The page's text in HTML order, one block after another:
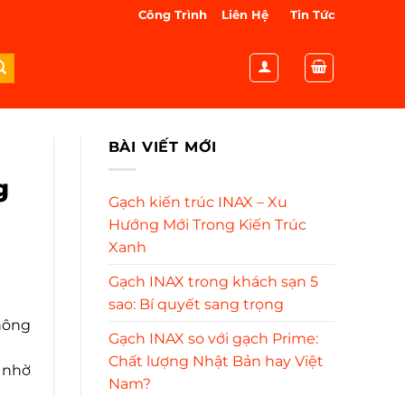
Công Trình Liên Hệ Tin Tức
nhờ
BÀI VIẾT MỚI
Gạch kiến trúc INAX – Xu
Hướng Mới Trong Kiến Trúc
Xanh
Gạch INAX trong khách sạn 5
sao: Bí quyết sang trọng
Gạch INAX so với gạch Prime:
Chất lượng Nhật Bản hay Việt
Nam?